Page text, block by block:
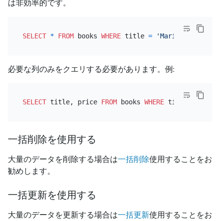
は非効率的です。
SELECT * FROM books WHERE title = 'Marian Yost'
必要な列のみをクエリする必要があります。例:
SELECT title, price FROM books WHERE title
一括削除を使用する
大量のデータを削除する場合は一括削除使用することをお
勧めします。
一括更新を使用する
大量のデータを更新する場合は一括更新使用することをお